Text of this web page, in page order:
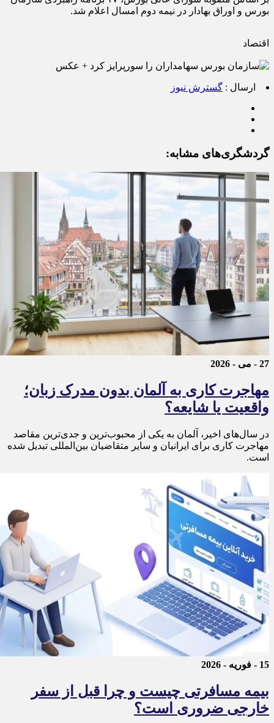
بورس و اوراق بهادار در نیمه دوم امسال اعلام شد.
اقتصاد
ارسال : گسترش نیوز
گردشگری‌های مشابه:
27 - می - 2026
مهاجرت کاری به آلمان بدون مدرک زبان؛
واقعیت یا شایعه؟
در سال‌های اخیر، آلمان به یکی از محبوب‌ترین و جدی‌ترین مقاصد
مهاجرت کاری برای ایرانیان و سایر متقاضیان بین‌المللی تبدیل شده
است.
15 - فوریه - 2026
بیمه مسافرتی چیست و چرا قبل از سفر
خارجی ضروری است؟